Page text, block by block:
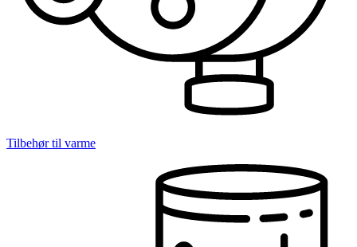
Tilbehør til varme